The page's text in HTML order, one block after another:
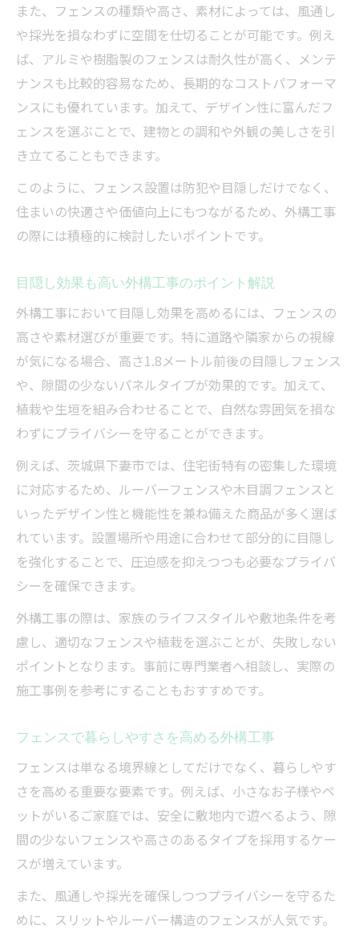
また、フェンスの種類や高さ、素材によっては、風通し
や採光を損なわずに空間を仕切ることが可能です。例え
ば、アルミや樹脂製のフェンスは耐久性が高く、メンテ
ナンスも比較的容易なため、長期的なコストパフォーマ
ンスにも優れています。加えて、デザイン性に富んだフ
ェンスを選ぶことで、建物との調和や外観の美しさを引
き立てることもできます。
このように、フェンス設置は防犯や目隠しだけでなく、
住まいの快適さや価値向上にもつながるため、外構工事
の際には積極的に検討したいポイントです。
目隠し効果も高い外構工事のポイント解説
外構工事において目隠し効果を高めるには、フェンスの
高さや素材選びが重要です。特に道路や隣家からの視線
が気になる場合、高さ1.8メートル前後の目隠しフェンス
や、隙間の少ないパネルタイプが効果的です。加えて、
植栽や生垣を組み合わせることで、自然な雰囲気を損な
わずにプライバシーを守ることができます。
例えば、茨城県下妻市では、住宅街特有の密集した環境
に対応するため、ルーバーフェンスや木目調フェンスと
いったデザイン性と機能性を兼ね備えた商品が多く選ば
れています。設置場所や用途に合わせて部分的に目隠し
を強化することで、圧迫感を抑えつつも必要なプライバ
シーを確保できます。
外構工事の際は、家族のライフスタイルや敷地条件を考
慮し、適切なフェンスや植栽を選ぶことが、失敗しない
ポイントとなります。事前に専門業者へ相談し、実際の
施工事例を参考にすることもおすすめです。
フェンスで暮らしやすさを高める外構工事
フェンスは単なる境界線としてだけでなく、暮らしやす
さを高める重要な要素です。例えば、小さなお子様やペ
ットがいるご家庭では、安全に敷地内で遊べるよう、隙
間の少ないフェンスや高さのあるタイプを採用するケー
スが増えています。
また、風通しや採光を確保しつつプライバシーを守るた
めに、スリットやルーバー構造のフェンスが人気です。